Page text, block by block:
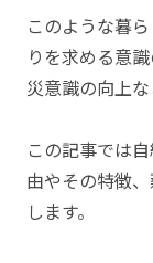
このような暮
りを求める意
災意識の向上
この記事では
由やその特徴
します。